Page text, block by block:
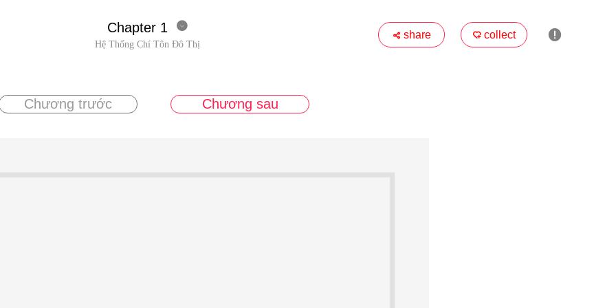
Chapter 1 
Hệ Thống Chí Tôn Đô Thị
 share  collect 
Chương trước Chương sau